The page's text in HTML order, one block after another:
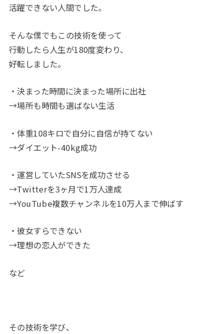
活躍できない人間でした。
そんな僕でもこの技術を使って
行動したら人生が180度変わり、
好転しました。
・決まった時間に決まった場所に出社
→場所も時間も選ばない生活
・体重108キロで自分に自信が持てない
→ダイエット-40kg成功
・運営していたSNSを成功させる
→Twitterを3ヶ月で1万人達成
→YouTube複数チャンネルを10万人まで伸ばす
・彼女すらできない
→理想の恋人ができた
など
その技術を学び、